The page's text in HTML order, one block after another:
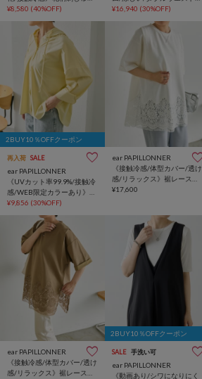
半袖シャツ【SUM1
¥8,580 (40%OFF)
麻ライクストライプパンツ
¥16,940 (30%OFF)
2BUY10％OFFクーポン
再入荷 SALE
ear PAPILLONNER
《UVカット率99.9%/接触冷
感/WEB限定カラーあり》シ
ャツパーカー【SUM1
¥9,856 (30%OFF)
ear PAPILLONNER
《接触冷感/体型カバー/透け
感/リラックス》裾レースト
ップス【SUM1 STYLE(スミ
¥17,600
ear PAPILLONNER
《接触冷感/体型カバー/透け
感/リラックス》裾レースト
2BUY10％OFFクーポン
SALE 手洗い可
ear PAPILLONNER
《動画あり/シワになりにく